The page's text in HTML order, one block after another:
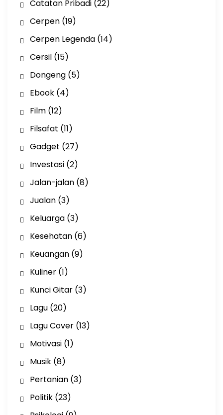
Catatan Pribadi(22)
Cerpen(19)
Cerpen Legenda(14)
Cersil(15)
Dongeng(5)
Ebook(4)
Film(12)
Filsafat (11)
Gadget (27)
Investasi(2)
Jalan-jalan(8)
Jualan(3)
Keluarga(3)
Kesehatan(6)
Keuangan(9)
Kuliner(1)
Kunci Gitar(3)
Lagu(20)
Lagu Cover(13)
Motivasi(1)
Musik(8)
Pertanian(3)
Politik(23)